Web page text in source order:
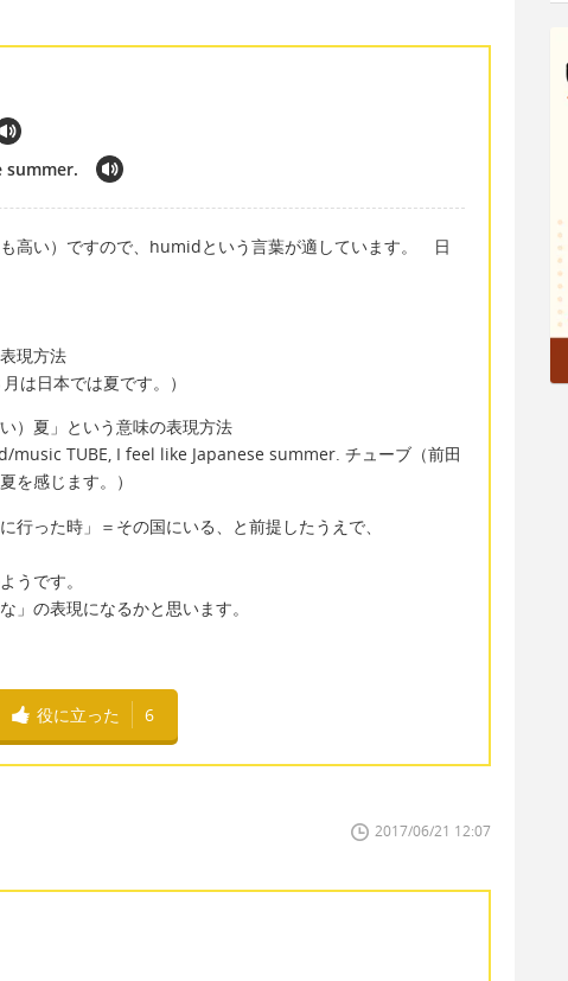
summer.
高い）ですので、humidという言葉が適しています。 日
現方法
は日本では夏です。）
）夏」という意味の表現方法
TUBE, I feel like Japanese summer. チューブ（前田
を感じます。）
行った時」＝その国にいる、と前提したうえで、
うです。
」の表現になるかと思います。
役に立った 6
2017/06/21 12:07